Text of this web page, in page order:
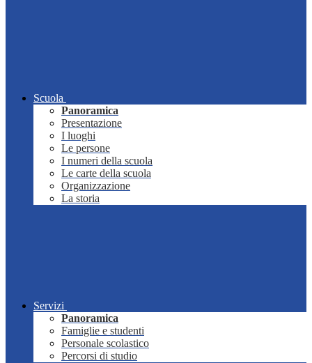
Scuola
Panoramica
Presentazione
I luoghi
Le persone
I numeri della scuola
Le carte della scuola
Organizzazione
La storia
Servizi
Panoramica
Famiglie e studenti
Personale scolastico
Percorsi di studio